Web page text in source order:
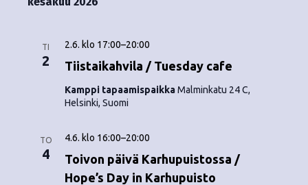
TI
2 Tiistaikahvila / Tuesday cafe
2.6. klo 17:00–20:00
Kamppi tapaamispaikkaMalminkatu 24 C,
Helsinki, Suomi
TO
4
Toivon päivä Karhupuistossa /
Hope’s Day in Karhupuisto
4.6. klo 16:00–20:00